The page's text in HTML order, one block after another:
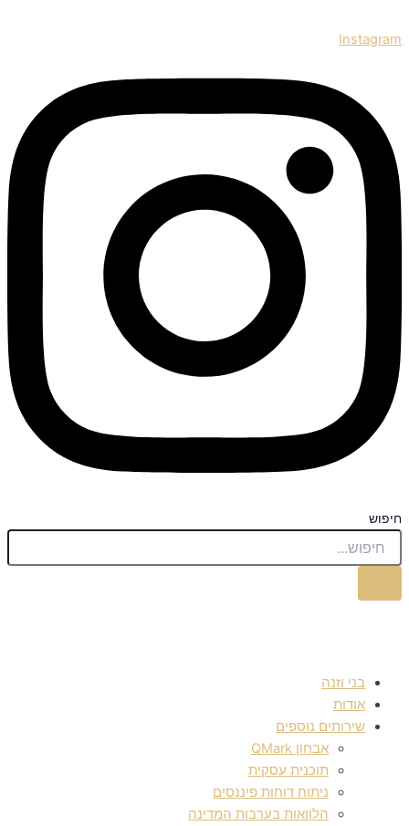
Instagram
חיפוש
בני וזנה
אודות
שירותים נוספים
אבחון QMark
תוכנית עסקית
ניתוח דוחות פיננסים
הלוואות בערבות המדינה